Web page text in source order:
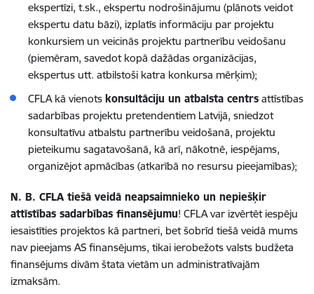
ekspertīzi, t.sk., ekspertu nodrošinājumu (plānots veidot
ekspertu datu bāzi), izplatīs informāciju par projektu
konkursiem un veicinās projektu partnerību veidošanu
(piemēram, savedot kopā dažādas organizācijas,
ekspertus utt. atbilstoši katra konkursa mērķim);
CFLA kā vienots konsultāciju un atbalsta centrs attīstības
sadarbības projektu pretendentiem Latvijā, sniedzot
konsultatīvu atbalstu partnerību veidošanā, projektu
pieteikumu sagatavošanā, kā arī, nākotnē, iespējams,
organizējot apmācības (atkarībā no resursu pieejamības);
N. B. CFLA tiešā veidā neapsaimnieko un nepiešķir
attīstības sadarbības finansējumu! CFLA var izvērtēt iespēju
iesaistīties projektos kā partneri, bet šobrīd tiešā veidā mums
nav pieejams AS finansējums, tikai ierobežots valsts budžeta
finansējums divām štata vietām un administratīvajām
izmaksām.